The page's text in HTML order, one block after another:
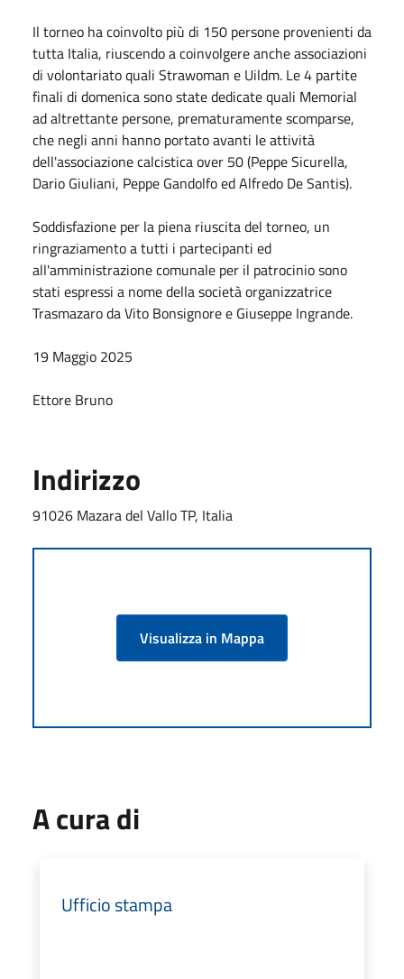
Il torneo ha coinvolto più di 150 persone provenienti da
tutta Italia, riuscendo a coinvolgere anche associazioni
di volontariato quali Strawoman e Uildm. Le 4 partite
finali di domenica sono state dedicate quali Memorial
ad altrettante persone, prematuramente scomparse,
che negli anni hanno portato avanti le attività
dell'associazione calcistica over 50 (Peppe Sicurella,
Dario Giuliani, Peppe Gandolfo ed Alfredo De Santis).
Soddisfazione per la piena riuscita del torneo, un
ringraziamento a tutti i partecipanti ed
all'amministrazione comunale per il patrocinio sono
stati espressi a nome della società organizzatrice
Trasmazaro da Vito Bonsignore e Giuseppe Ingrande.
19 Maggio 2025
Ettore Bruno
Indirizzo
91026 Mazara del Vallo TP, Italia
Visualizza in Mappa
A cura di
Ufficio stampa